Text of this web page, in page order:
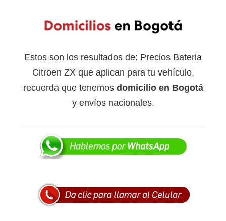
Estos son los resultados de: Precios Bateria
Citroen ZX que aplican para tu vehículo,
recuerda que tenemos domicilio en Bogotá
y envíos nacionales.